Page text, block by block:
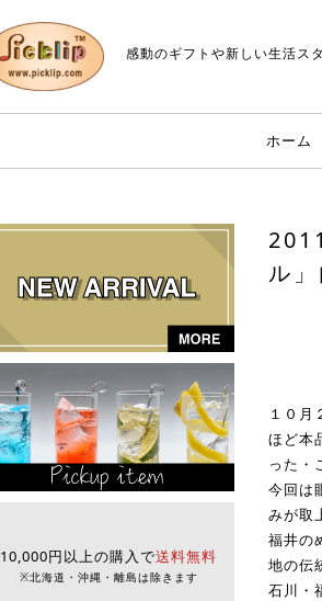
感動のギフトや新しい生活ス
ホーム
10,000円以上の購入で送料無料
※北海道・沖縄・離島は除きます
ル
１０月
ほど本
った・
今回は
みが取
福井の
地の伝
石川・